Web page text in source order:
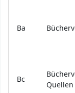
Ba
Bc
Quellen